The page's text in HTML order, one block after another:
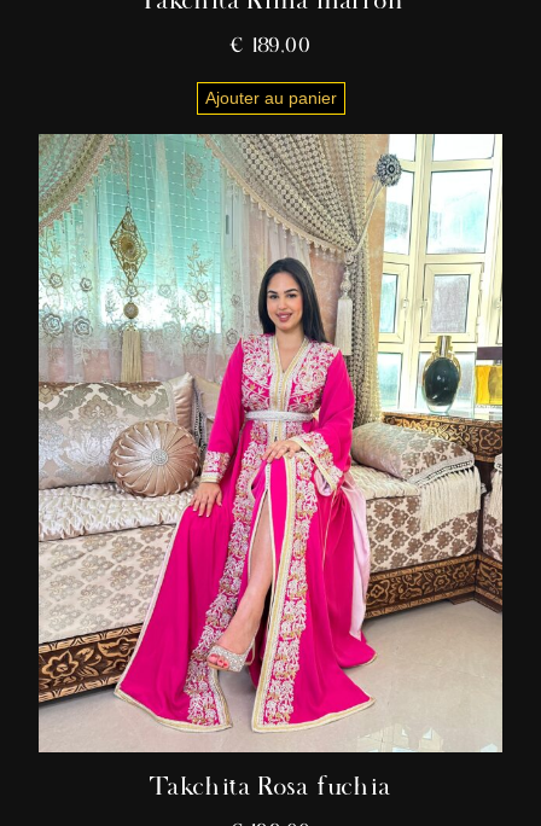
€ 189,00
Ajouter au panier
Takchita Rosa fuchia